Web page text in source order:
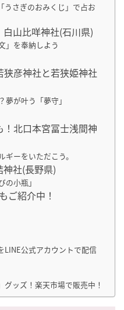
うさぎのおみくじ」で占お
山比咩神社(石川県)
」を奉納しよう
彦神社と若狭姫神社
夢が叶う「夢守」
北口本宮冨士浅間神
ギーをいただこう。
社(長野県)
の小瓶」
ご紹介中！
LINE公式アカウントで配信
ッズ！楽天市場で販売中！